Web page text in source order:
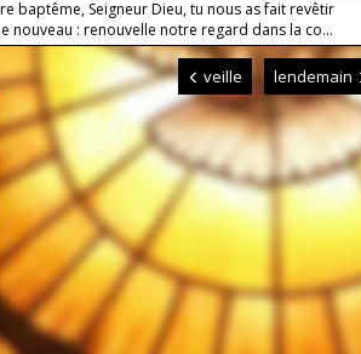
baptême, Seigneur Dieu, tu nous as fait revêtir
nouveau : renouvelle notre regard dans la co...
veille lendemain